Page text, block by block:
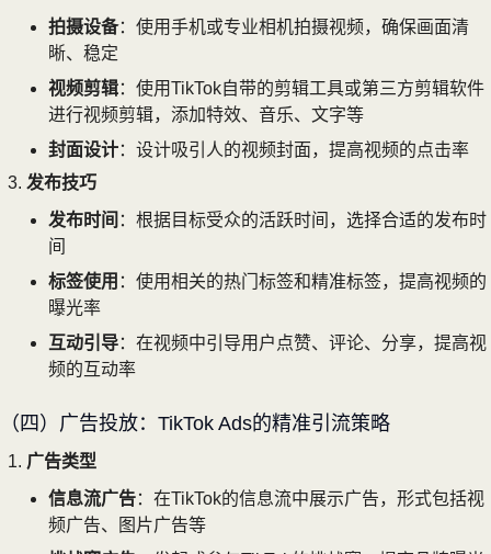
拍摄设备：使用手机或专业相机拍摄视频，确保画面清
晰、稳定
视频剪辑：使用TikTok自带的剪辑工具或第三方剪辑软件
进行视频剪辑，添加特效、音乐、文字等
封面设计：设计吸引人的视频封面，提高视频的点击率
发布技巧
发布时间 ：根据目标受众的活跃时间，选择合适的发布时
间
标签使用 ：使用相关的热门标签和精准标签，提高视频的
曝光率
互动引导：在视频中引导用户点赞、评论、分享，提高视
频的互动率
（四）广告投放：TikTok Ads的精准引流策略
广告类型
信息流广告：在TikTok的信息流中展示广告，形式包括视
频广告、图片广告等